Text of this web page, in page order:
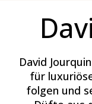
David
für
folgen und